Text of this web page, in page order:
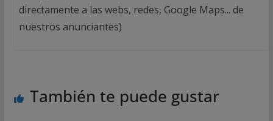
directamente a las webs, redes, Google Maps... de
nuestros anunciantes)
También te puede gustar